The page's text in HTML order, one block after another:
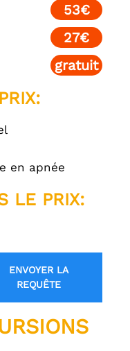
53€
27€
gratuit
en apnée
LE PRIX:
ENVOYER LA
REQUÊTE